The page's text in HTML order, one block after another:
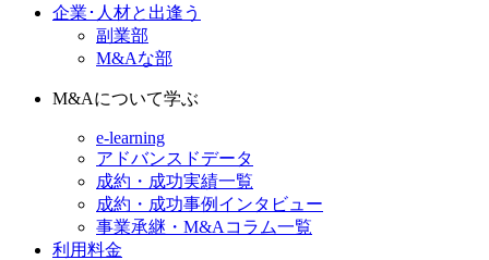
企業･人材と出逢う
副業部
M&Aな部
M&Aについて学ぶ
e-learning
アドバンスドデータ
成約・成功実績一覧
成約・成功事例インタビュー
事業承継・M&Aコラム一覧
利用料金